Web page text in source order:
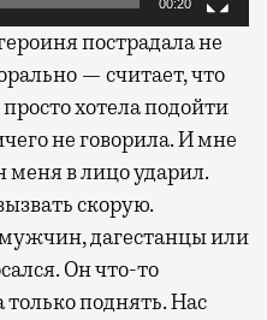
00:20
пострадала не
— считает, что
хотела подойти
не говорила. И мне
меня в лицо ударил.
скорую.
дагестанцы или
Он что-то
поднять. Нас